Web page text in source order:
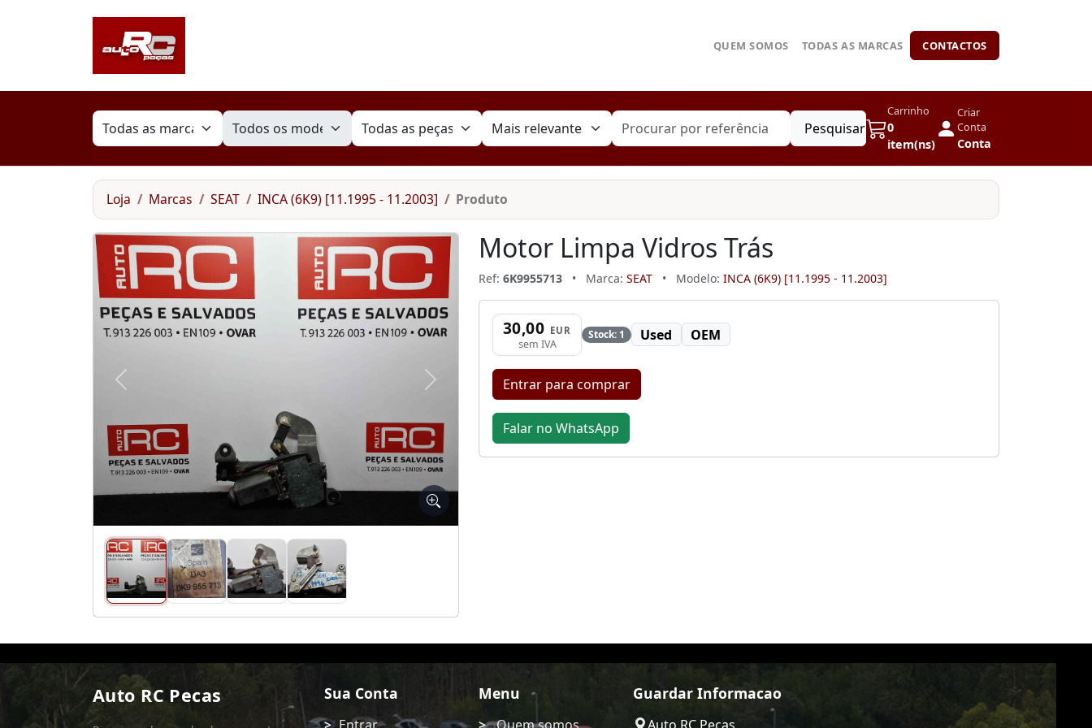
QUEM SOMOS TODAS AS MARCAS CONTACTOS
Pesquisar
Carrinho
0
item(ns)
Criar
Conta
Conta
Loja Marcas SEAT INCA (6K9) [11.1995 - 11.2003] Produto
Anterior Seguinte
Motor Limpa Vidros Trás
Ref: 6K9955713 • Marca: SEAT • Modelo: INCA (6K9) [11.1995 - 11.2003]
30,00 EUR
sem IVA
Stock: 1 Used OEM
Entrar para comprar
Falar no WhatsApp
Auto RC Pecas Sua Conta Menu Guardar Informacao